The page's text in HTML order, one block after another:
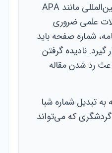
رعایت استانداردهای بین‌المللی مانند APA
مقالات علمی ضروری
شماره صفحه باید
نادیده گرفتن
رد شدن مقاله
تبدیل شماره شبا
که می‌تواند